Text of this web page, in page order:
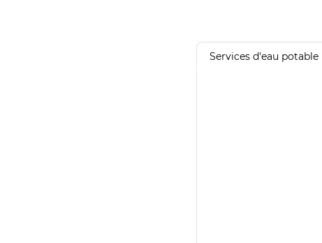
Services d'eau potable